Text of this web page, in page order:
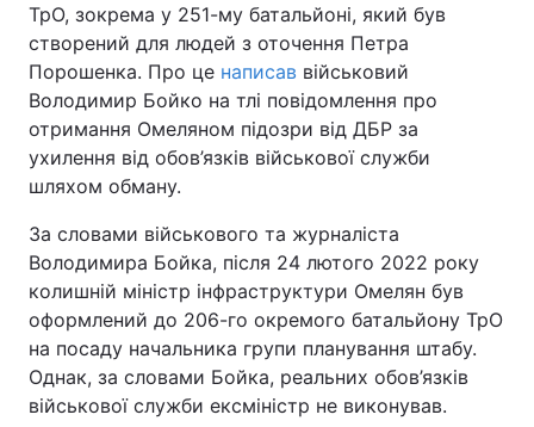
ТрО, зокрема у 251-му батальйоні, який був
створений для людей з оточення Петра
Порошенка. Про це написав військовий
Володимир Бойко на тлі повідомлення про
отримання Омеляном підозри від ДБР за
ухилення від обов’язків військової служби
шляхом обману.
За словами військового та журналіста
Володимира Бойка, після 24 лютого 2022 року
колишній міністр інфраструктури Омелян був
оформлений до 206-го окремого батальйону ТрО
на посаду начальника групи планування штабу.
Однак, за словами Бойка, реальних обов’язків
військової служби ексміністр не виконував.